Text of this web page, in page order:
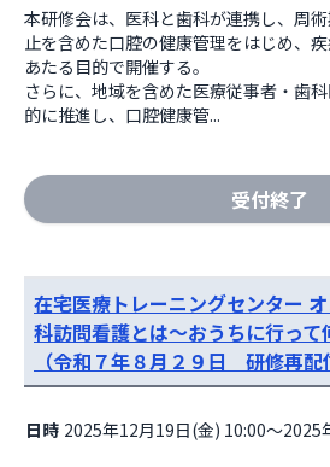
本研修会は、医科と歯科が連携し、周
止を含めた口腔の健康管理をはじめ、
あたる目的で開催する。
さらに、地域を含めた医療従事者・歯
的に推進し、口腔健康管...
受付終了
在宅医療トレーニングセンター
科訪問看護とは～おうちに行って
（令和７年８月２９日 研修再配
日時 2025年12月19日(金) 10:00～2025